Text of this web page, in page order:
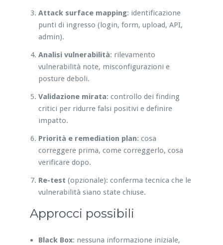
Attack surface mapping: identificazione
punti di ingresso (login, form, upload, API,
admin).
Analisi vulnerabilità: rilevamento
vulnerabilità note, misconfigurazioni e
posture deboli.
Validazione mirata: controllo dei finding
critici per ridurre falsi positivi e definire
impatto.
Priorità e remediation plan: cosa
correggere prima, come correggerlo, cosa
verificare dopo.
Re-test (opzionale): conferma tecnica che le
vulnerabilità siano state chiuse.
Approcci possibili
Black Box: nessuna informazione iniziale,